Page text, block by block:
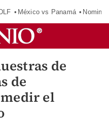
México vs Panamá
de
de
el